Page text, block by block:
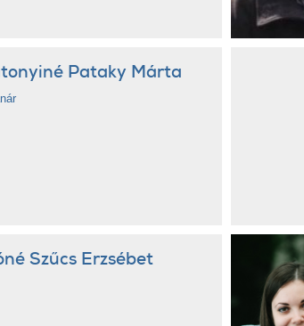
Pataky Márta
Szűcs Erzsébet